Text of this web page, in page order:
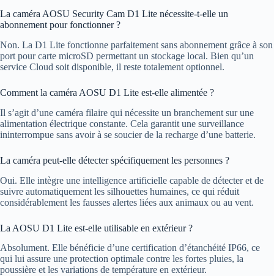
La caméra AOSU Security Cam D1 Lite nécessite-t-elle un
abonnement pour fonctionner ?
Non. La D1 Lite fonctionne parfaitement sans abonnement grâce à son
port pour carte microSD permettant un stockage local. Bien qu’un
service Cloud soit disponible, il reste totalement optionnel.
Comment la caméra AOSU D1 Lite est-elle alimentée ?
Il s’agit d’une caméra filaire qui nécessite un branchement sur une
alimentation électrique constante. Cela garantit une surveillance
ininterrompue sans avoir à se soucier de la recharge d’une batterie.
La caméra peut-elle détecter spécifiquement les personnes ?
Oui. Elle intègre une intelligence artificielle capable de détecter et de
suivre automatiquement les silhouettes humaines, ce qui réduit
considérablement les fausses alertes liées aux animaux ou au vent.
La AOSU D1 Lite est-elle utilisable en extérieur ?
Absolument. Elle bénéficie d’une certification d’étanchéité IP66, ce
qui lui assure une protection optimale contre les fortes pluies, la
poussière et les variations de température en extérieur.